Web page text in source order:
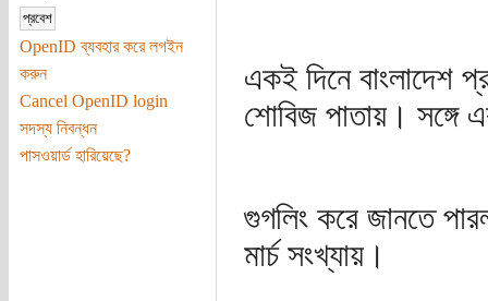
OpenID ব্যবহার করে লগইন
করুন
Cancel OpenID login
সদস্য নিবন্ধন
পাসওয়ার্ড হারিয়েছে?
একই দিনে বাংলাদেশ
শোবিজ পাতায়।
গুগলিং করে জানতে
মার্চ সংখ্যায়।